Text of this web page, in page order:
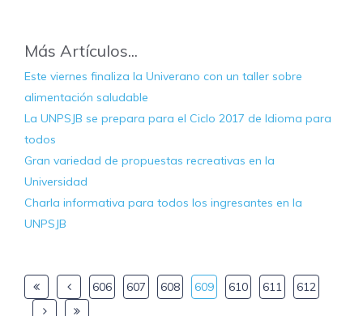
Más Artículos...
Este viernes finaliza la Univerano con un taller sobre
alimentación saludable
La UNPSJB se prepara para el Ciclo 2017 de Idioma para
todos
Gran variedad de propuestas recreativas en la
Universidad
Charla informativa para todos los ingresantes en la
UNPSJB
606 607 608 609 610 611 612